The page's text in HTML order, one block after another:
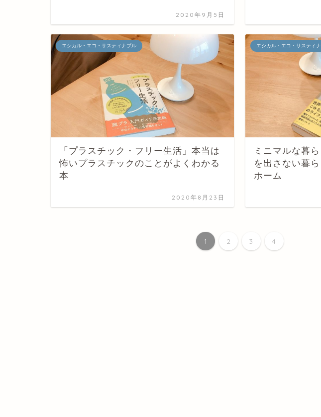
2020年9月5日
エシカル・エコ・サスティナブル
「プラスチック・フリー生活」本当は
怖いプラスチックのことがよくわかる
本
2020年8月23日
エシカル・エコ・サスティ
ミニマルな暮
を出さない暮
ホーム
1 2 3 4